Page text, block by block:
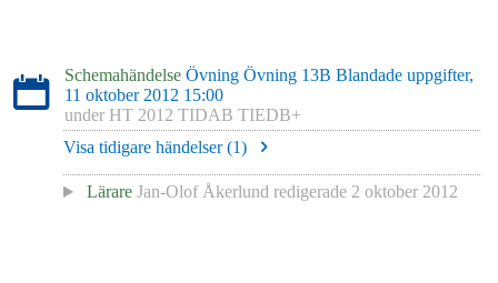
Schemahändelse Övning Övning 13B Blandade uppgifter,
11 oktober 2012 15:00
under HT 2012 TIDAB TIEDB+
Visa tidigare händelser (1)
Lärare Jan-Olof Åkerlund redigerade 2 oktober 2012